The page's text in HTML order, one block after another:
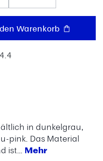
Warenkorb
in dunkelgrau,
pink. Das Material
ist… Mehr